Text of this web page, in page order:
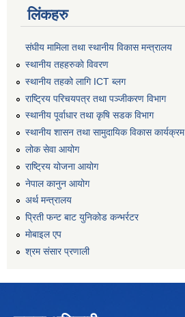
लिंकहरु
संघीय मामिला तथा स्थानीय विकास मन्त्रालय
स्थानीय तहहरुकाे विवरण
स्थानीय तहको लागि ICT ब्लग
राष्‍ट्रिय परिचयपत्र तथा पञ्‍जीकरण विभाग
स्थानीय पूर्वाधार तथा कृषि सडक विभाग
स्थानीय शासन तथा सामुदायिक विकास कार्यक्रम
लोक सेवा आयोग
राष्ट्रिय योजना आयोग
नेपाल कानुन आयोग
अर्थ मन्त्रालय
प्रिती फन्ट बाट युनिकोड कन्भर्रटर
माेबाइल एप
श्रम संसार प्रणाली